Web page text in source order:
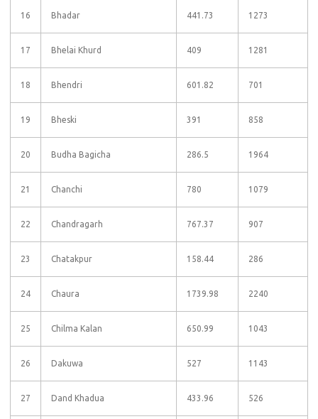
16 Bhadar 441.73 1273
17 Bhelai Khurd 409 1281
18 Bhendri 601.82 701
19 Bheski 391 858
20 Budha Bagicha 286.5 1964
21 Chanchi 780 1079
22 Chandragarh 767.37 907
23 Chatakpur 158.44 286
24 Chaura 1739.98 2240
25 Chilma Kalan 650.99 1043
26 Dakuwa 527 1143
27 Dand Khadua 433.96 526